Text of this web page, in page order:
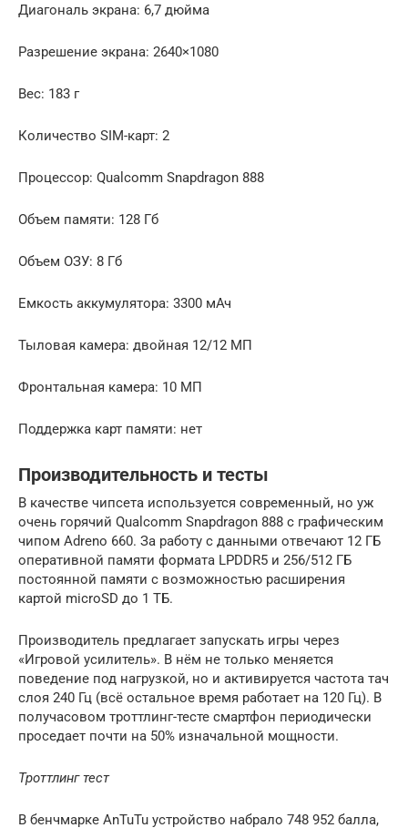
Диагональ экрана: 6,7 дюйма
Разрешение экрана: 2640×1080
Вес: 183 г
Количество SIM-карт: 2
Процессор: Qualcomm Snapdragon 888
Объем памяти: 128 Гб
Объем ОЗУ: 8 Гб
Емкость аккумулятора: 3300 мАч
Тыловая камера: двойная 12/12 МП
Фронтальная камера: 10 МП
Поддержка карт памяти: нет
Производительность и тесты
В качестве чипсета используется современный, но уж
очень горячий Qualcomm Snapdragon 888 c графическим
чипом Adreno 660. За работу с данными отвечают 12 ГБ
оперативной памяти формата LPDDR5 и 256/512 ГБ
постоянной памяти с возможностью расширения
картой microSD до 1 ТБ.
Производитель предлагает запускать игры через
«Игровой усилитель». В нём не только меняется
поведение под нагрузкой, но и активируется частота тач
слоя 240 Гц (всё остальное время работает на 120 Гц). В
получасовом троттлинг-тесте смартфон периодически
проседает почти на 50% изначальной мощности.
Троттлинг тест
В бенчмарке AnTuTu устройство набрало 748 952 балла,